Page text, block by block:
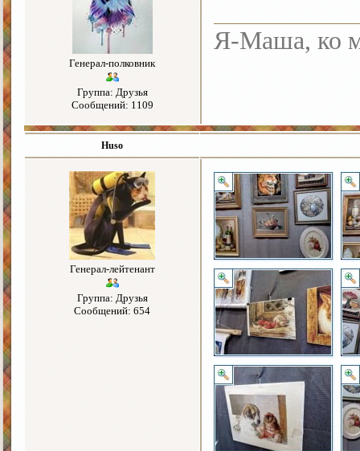
Генерал-полковник
Группа: Друзья
Сообщений: 1109
Я-Маша, ко
Huso
Генерал-лейтенант
Группа: Друзья
Сообщений: 654